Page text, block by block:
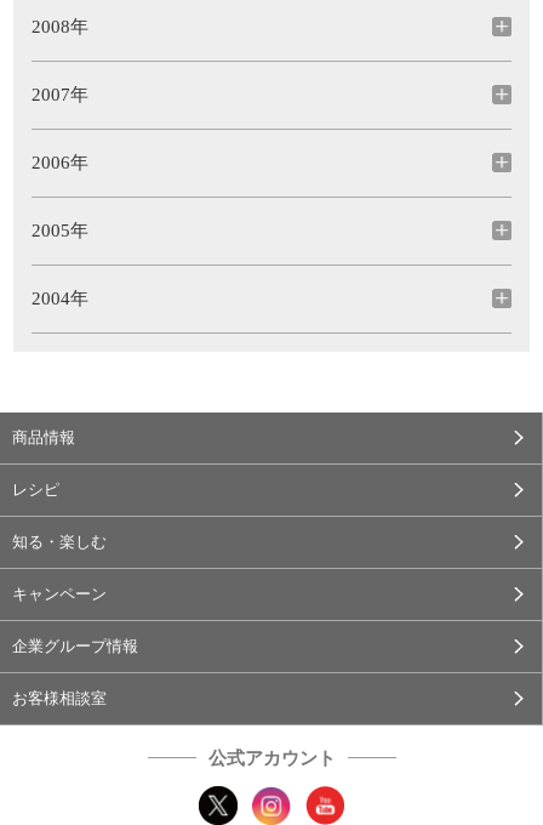
2008年
2007年
2006年
2005年
2004年
商品情報
レシピ
知る・楽しむ
キャンペーン
企業グループ情報
お客様相談室
公式アカウント